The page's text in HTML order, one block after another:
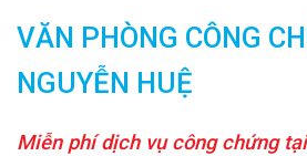
VĂN PHÒNG CÔNG
NGUYỄN HUỆ
Miễn phí dịch vụ công chứng